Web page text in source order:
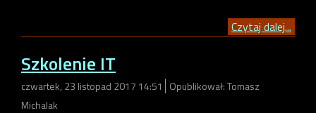
Czytaj dalej...
Szkolenie IT
czwartek, 23 listopad 2017 14:51
Opublikował: Tomasz
Michalak